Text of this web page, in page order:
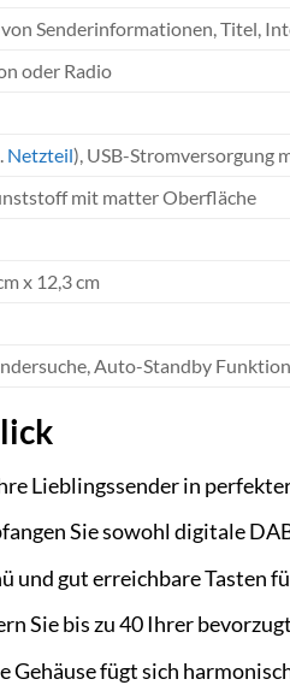
Senderinformationen, Titel,
oder Radio
Netzteil), USB-Stromversorgung
mit matter Oberfläche
x 12,3 cm
Auto-Standby Funktion
Lieblingssender in
Sie sowohl digitale
und gut erreichbare Tasten
Sie bis zu 40 Ihrer
Gehäuse fügt sich